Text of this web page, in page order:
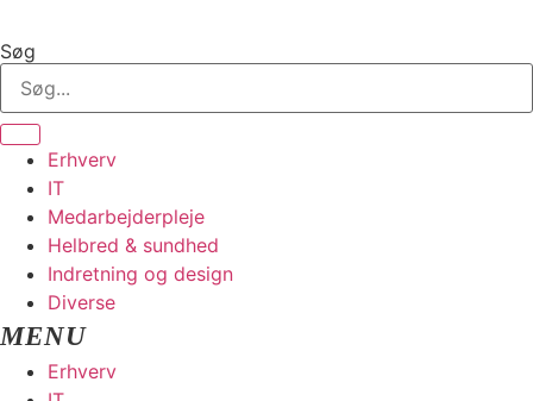
Søg
Erhverv
IT
Medarbejderpleje
Helbred & sundhed
Indretning og design
Diverse
Erhverv